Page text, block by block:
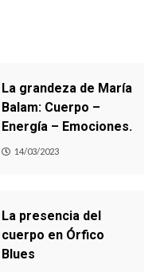
La grandeza de María
Balam: Cuerpo –
Energía – Emociones.
14/03/2023
La presencia del
cuerpo en Órfico
Blues